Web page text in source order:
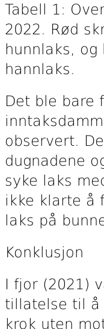
Tabell 1:
2022. Rød
hunnlaks,
hannlaks.
Det ble bare
observert.
dugnadene
syke laks
ikke klarte å
laks på
Konklusjon
I fjor (2021)
tillatelse til å
krok uten